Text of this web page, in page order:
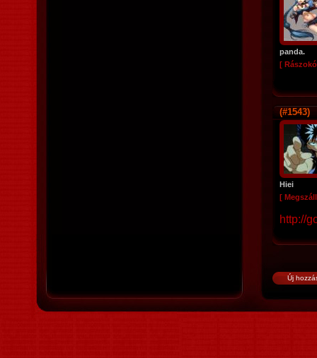
panda.
[
(#1543)
Hiei
[
http://